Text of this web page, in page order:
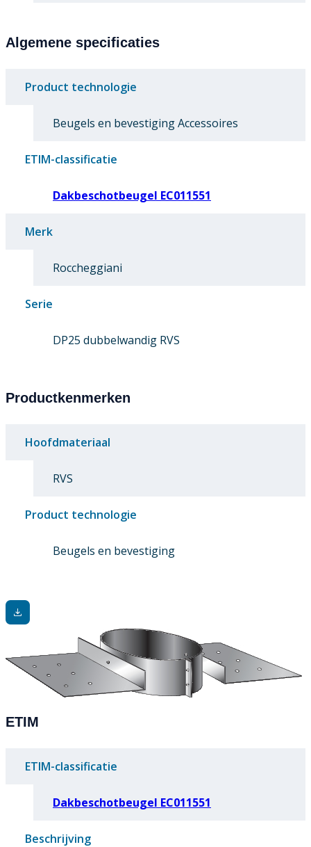
Algemene specificaties
Product technologie
Beugels en bevestiging Accessoires
ETIM-classificatie
Dakbeschotbeugel EC011551
Merk
Roccheggiani
Serie
DP25 dubbelwandig RVS
Productkenmerken
Hoofdmateriaal
RVS
Product technologie
Beugels en bevestiging
ETIM
ETIM-classificatie
Dakbeschotbeugel EC011551
Beschrijving